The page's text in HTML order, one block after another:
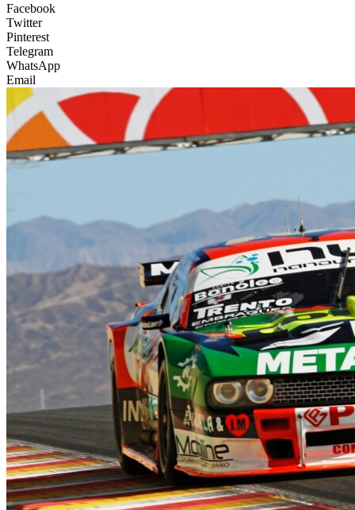
Facebook
Twitter
Pinterest
Telegram
WhatsApp
Email